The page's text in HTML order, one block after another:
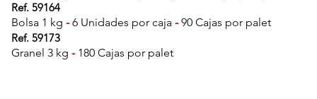
Ref. 59164
Bolsa 1 kg-6 Unidades por caja-90 Cajas por palet
Ref. 59173
Granel 3 kg-180 Cajas por palet